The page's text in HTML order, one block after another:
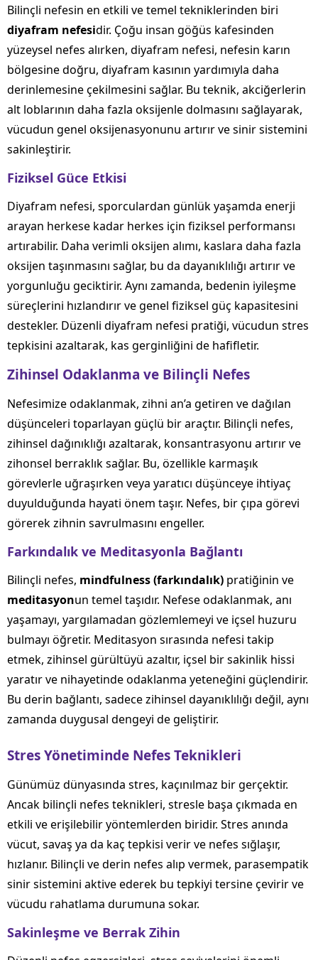
Bilinçli nefesin en etkili ve temel tekniklerinden biri
diyafram nefesidir. Çoğu insan göğüs kafesinden
yüzeysel nefes alırken, diyafram nefesi, nefesin karın
bölgesine doğru, diyafram kasının yardımıyla daha
derinlemesine çekilmesini sağlar. Bu teknik, akciğerlerin
alt loblarının daha fazla oksijenle dolmasını sağlayarak,
vücudun genel oksijenasyonunu artırır ve sinir sistemini
sakinleştirir.
Fiziksel Güce Etkisi
Diyafram nefesi, sporculardan günlük yaşamda enerji
arayan herkese kadar herkes için fiziksel performansı
artırabilir. Daha verimli oksijen alımı, kaslara daha fazla
oksijen taşınmasını sağlar, bu da dayanıklılığı artırır ve
yorgunluğu geciktirir. Aynı zamanda, bedenin iyileşme
süreçlerini hızlandırır ve genel fiziksel güç kapasitesini
destekler. Düzenli diyafram nefesi pratiği, vücudun stres
tepkisini azaltarak, kas gerginliğini de hafifletir.
Zihinsel Odaklanma ve Bilinçli Nefes
Nefesimize odaklanmak, zihni an’a getiren ve dağılan
düşünceleri toparlayan güçlü bir araçtır. Bilinçli nefes,
zihinsel dağınıklığı azaltarak, konsantrasyonu artırır ve
zihonsel berraklık sağlar. Bu, özellikle karmaşık
görevlerle uğraşırken veya yaratıcı düşünceye ihtiyaç
duyulduğunda hayati önem taşır. Nefes, bir çıpa görevi
görerek zihnin savrulmasını engeller.
Farkındalık ve Meditasyonla Bağlantı
Bilinçli nefes, mindfulness (farkındalık) pratiğinin ve
meditasyonun temel taşıdır. Nefese odaklanmak, anı
yaşamayı, yargılamadan gözlemlemeyi ve içsel huzuru
bulmayı öğretir. Meditasyon sırasında nefesi takip
etmek, zihinsel gürültüyü azaltır, içsel bir sakinlik hissi
yaratır ve nihayetinde odaklanma yeteneğini güçlendirir.
Bu derin bağlantı, sadece zihinsel dayanıklılığı değil, aynı
zamanda duygusal dengeyi de geliştirir.
Stres Yönetiminde Nefes Teknikleri
Günümüz dünyasında stres, kaçınılmaz bir gerçektir.
Ancak bilinçli nefes teknikleri, stresle başa çıkmada en
etkili ve erişilebilir yöntemlerden biridir. Stres anında
vücut, savaş ya da kaç tepkisi verir ve nefes sığlaşır,
hızlanır. Bilinçli ve derin nefes alıp vermek, parasempatik
sinir sistemini aktive ederek bu tepkiyi tersine çevirir ve
vücudu rahatlama durumuna sokar.
Sakinleşme ve Berrak Zihin